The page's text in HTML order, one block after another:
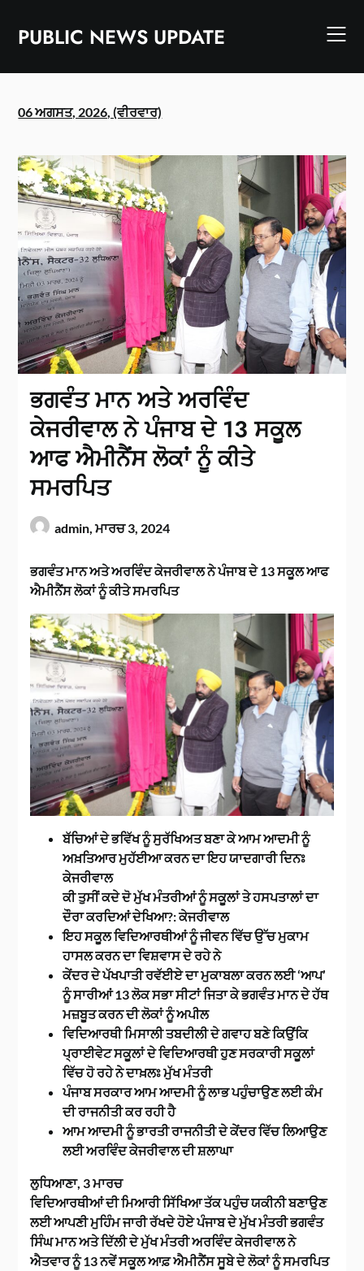
contentPUBLIC NEWS UPDATE
06 ਅਗਸਤ, 2026, (ਵੀਰਵਾਰ)
ਭਗਵੰਤ ਮਾਨ ਅਤੇ ਅਰਵਿੰਦ
ਕੇਜਰੀਵਾਲ ਨੇ ਪੰਜਾਬ ਦੇ 13 ਸਕੂਲ
ਆਫ ਐਮੀਨੈਂਸ ਲੋਕਾਂ ਨੂੰ ਕੀਤੇ
ਸਮਰਪਿਤ
admin,ਮਾਰਚ 3, 2024
ਭਗਵੰਤ ਮਾਨ ਅਤੇ ਅਰਵਿੰਦ ਕੇਜਰੀਵਾਲ ਨੇ ਪੰਜਾਬ ਦੇ 13 ਸਕੂਲ ਆਫ
ਐਮੀਨੈਂਸ ਲੋਕਾਂ ਨੂੰ ਕੀਤੇ ਸਮਰਪਿਤ
ਬੱਚਿਆਂ ਦੇ ਭਵਿੱਖ ਨੂੰ ਸੁਰੱਖਿਅਤ ਬਣਾ ਕੇ ਆਮ ਆਦਮੀ ਨੂੰ
ਅਖ਼ਤਿਆਰ ਮੁਹੱਈਆ ਕਰਨ ਦਾ ਇਹ ਯਾਦਗਾਰੀ ਦਿਨਃ
ਕੇਜਰੀਵਾਲ
ਕੀ ਤੁਸੀਂ ਕਦੇ ਦੋ ਮੁੱਖ ਮੰਤਰੀਆਂ ਨੂੰ ਸਕੂਲਾਂ ਤੇ ਹਸਪਤਾਲਾਂ ਦਾ
ਦੌਰਾ ਕਰਦਿਆਂ ਦੇਖਿਆ?: ਕੇਜਰੀਵਾਲ
ਇਹ ਸਕੂਲ ਵਿਦਿਆਰਥੀਆਂ ਨੂੰ ਜੀਵਨ ਵਿੱਚ ਉੱਚ ਮੁਕਾਮ
ਹਾਸਲ ਕਰਨ ਦਾ ਵਿਸ਼ਵਾਸ ਦੇ ਰਹੇ ਨੇ
ਕੇਂਦਰ ਦੇ ਪੱਖਪਾਤੀ ਰਵੱਈਏ ਦਾ ਮੁਕਾਬਲਾ ਕਰਨ ਲਈ ‘ਆਪ’
ਨੂੰ ਸਾਰੀਆਂ 13 ਲੋਕ ਸਭਾ ਸੀਟਾਂ ਜਿਤਾ ਕੇ ਭਗਵੰਤ ਮਾਨ ਦੇ ਹੱਥ
ਮਜ਼ਬੂਤ ਕਰਨ ਦੀ ਲੋਕਾਂ ਨੂੰ ਅਪੀਲ
ਵਿਦਿਆਰਥੀ ਮਿਸਾਲੀ ਤਬਦੀਲੀ ਦੇ ਗਵਾਹ ਬਣੇ ਕਿਉਂਕਿ
ਪ੍ਰਾਈਵੇਟ ਸਕੂਲਾਂ ਦੇ ਵਿਦਿਆਰਥੀ ਹੁਣ ਸਰਕਾਰੀ ਸਕੂਲਾਂ
ਵਿੱਚ ਹੋ ਰਹੇ ਨੇ ਦਾਖ਼ਲਃ ਮੁੱਖ ਮੰਤਰੀ
ਪੰਜਾਬ ਸਰਕਾਰ ਆਮ ਆਦਮੀ ਨੂੰ ਲਾਭ ਪਹੁੰਚਾਉਣ ਲਈ ਕੰਮ
ਦੀ ਰਾਜਨੀਤੀ ਕਰ ਰਹੀ ਹੈ
ਆਮ ਆਦਮੀ ਨੂੰ ਭਾਰਤੀ ਰਾਜਨੀਤੀ ਦੇ ਕੇਂਦਰ ਵਿੱਚ ਲਿਆਉਣ
ਲਈ ਅਰਵਿੰਦ ਕੇਜਰੀਵਾਲ ਦੀ ਸ਼ਲਾਘਾ
ਲੁਧਿਆਣਾ, 3 ਮਾਰਚ
ਵਿਦਿਆਰਥੀਆਂ ਦੀ ਮਿਆਰੀ ਸਿੱਖਿਆ ਤੱਕ ਪਹੁੰਚ ਯਕੀਨੀ ਬਣਾਉਣ
ਲਈ ਆਪਣੀ ਮੁਹਿੰਮ ਜਾਰੀ ਰੱਖਦੇ ਹੋਏ ਪੰਜਾਬ ਦੇ ਮੁੱਖ ਮੰਤਰੀ ਭਗਵੰਤ
ਸਿੰਘ ਮਾਨ ਅਤੇ ਦਿੱਲੀ ਦੇ ਮੁੱਖ ਮੰਤਰੀ ਅਰਵਿੰਦ ਕੇਜਰੀਵਾਲ ਨੇ
ਐਤਵਾਰ ਨੂੰ 13 ਨਵੇਂ ਸਕੂਲ ਆਫ਼ ਐਮੀਨੈਂਸ ਸੂਬੇ ਦੇ ਲੋਕਾਂ ਨੂੰ ਸਮਰਪਿਤ